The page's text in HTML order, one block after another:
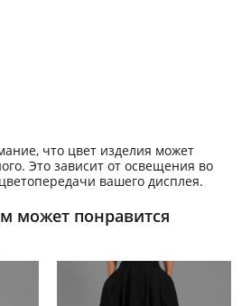
что цвет изделия может
Это зависит от освещения во
вашего дисплея.
может понравится